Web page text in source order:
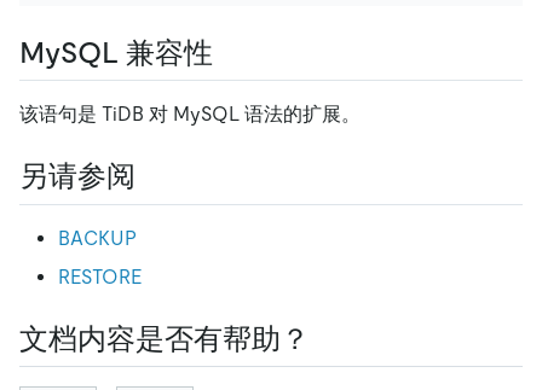
MySQL 兼容性
该语句是 TiDB 对 MySQL 语法的扩展。
另请参阅
BACKUP
RESTORE
文档内容是否有帮助？